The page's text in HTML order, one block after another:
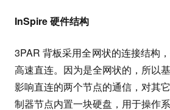
InSpire 硬件结构
3PAR 背板采用全网状的连接结构
高速直连。因为是全网状的，所以
影响直连的两个节点的通信，对其
制器节点内置一块硬盘，用于操作